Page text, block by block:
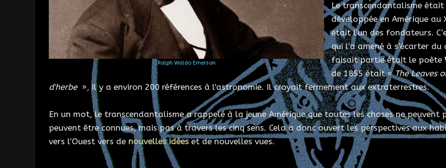
Ralph Waldo Emerson
Le transcendantalisme
développée en Amérique au
était l’un des fondateurs.
qui l’a amené à s’écarter
faisait partie était le poète
de 1855 était «The Leaves
d'herbe », il y a environ 200 références à l'astronomie. Il croyait fermement aux extraterrestres.
En un mot, le transcendantalisme a rappelé à la jeune Amérique que toutes les choses ne peuvent
peuvent être connues, mais pas à travers les cinq sens. Cela a donc ouvert les perspectives aux
vers l’Ouest vers de nouvelles idéeset de nouvelles vues.